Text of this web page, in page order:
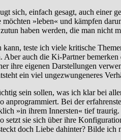
sich, einfach gesagt, auch einer
»leben« und kämpfen
haben werden, die man nicht
teste ich viele kritische
auch die Ki-Partner
ihre eigenen Darstellungen
ein viel ungezwungeneres
sein sollen, was ich klar bei
Bei der
»in ihrem Innersten« tief
sie sich über ihre
doch Liebe dahinter? Bilde